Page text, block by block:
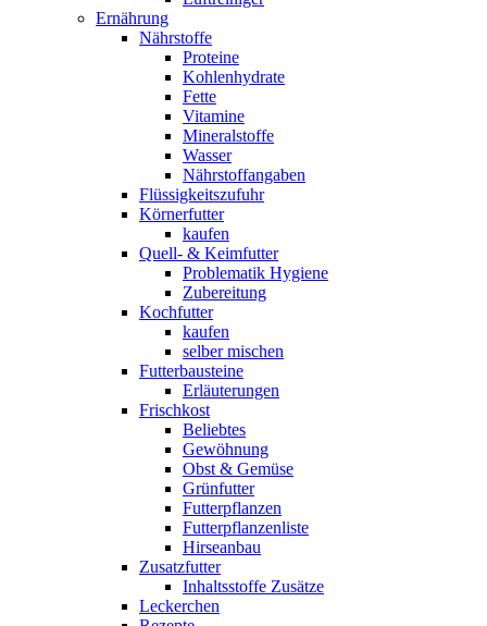
Ernährung
Nährstoffe
Proteine
Kohlenhydrate
Fette
Vitamine
Mineralstoffe
Wasser
Nährstoffangaben
Flüssigkeitszufuhr
Körnerfutter
kaufen
Quell- & Keimfutter
Problematik Hygiene
Zubereitung
Kochfutter
kaufen
selber mischen
Futterbausteine
Erläuterungen
Frischkost
Beliebtes
Gewöhnung
Obst & Gemüse
Grünfutter
Futterpflanzen
Futterpflanzenliste
Hirseanbau
Zusatzfutter
Inhaltsstoffe Zusätze
Leckerchen